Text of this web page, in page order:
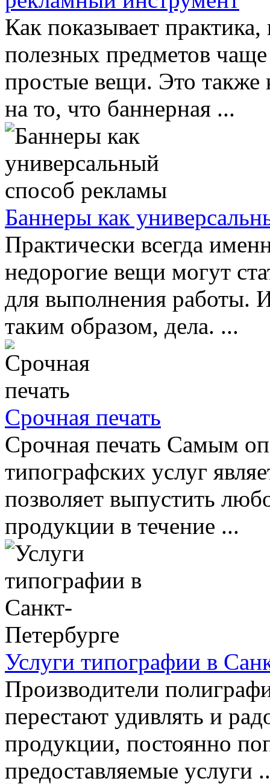
Как показывает
полезных предметов
простые вещи. Это также
на то, что баннерная ...
Баннеры как
Практически всегда
недорогие вещи могут
для выполнения работы.
таким образом, дела. ...
Срочная печать
Срочная печать Самым
типографских услуг
позволяет выпустить
продукции в течение ...
Услуги типографии в
Производители
перестают удивлять и
продукции, постоянно
предоставляемые услуги